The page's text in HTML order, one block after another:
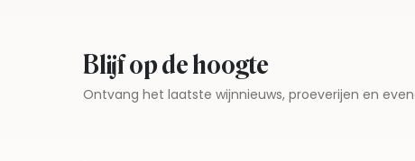
Blijf op de hoogte
Ontvang het laatste wijnnieuws, proeverijen en